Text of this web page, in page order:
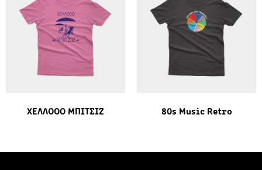
ΧΕΛΛΟΟΟ ΜΠΙΤΣΙΖ 80s Music Retro